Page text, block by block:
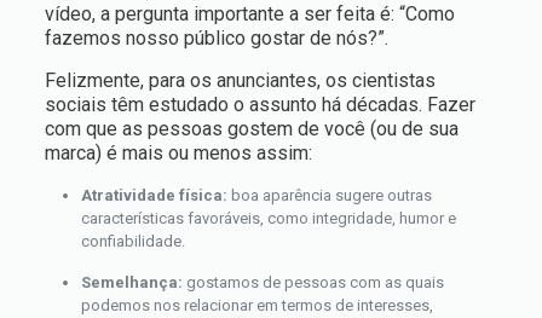
vídeo, a pergunta importante a ser feita é: “Como
fazemos nosso público gostar de nós?”.
Felizmente, para os anunciantes, os cientistas
sociais têm estudado o assunto há décadas. Fazer
com que as pessoas gostem de você (ou de sua
marca) é mais ou menos assim:
Atratividade física: boa aparência sugere outras
características favoráveis, como integridade, humor e
confiabilidade.
Semelhança: gostamos de pessoas com as quais
podemos nos relacionar em termos de interesses,